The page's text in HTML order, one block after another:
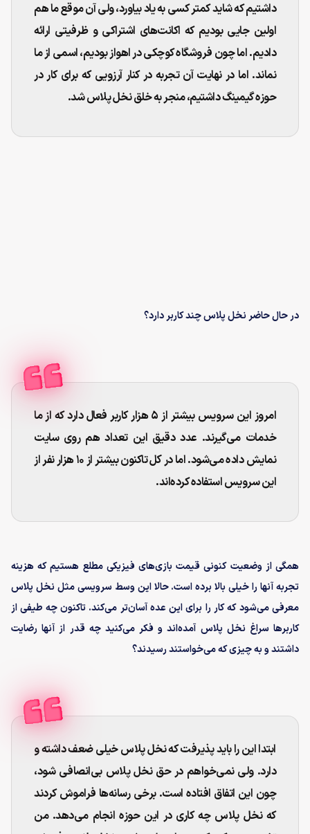
داشتیم که شاید کمتر کسی به یاد بیاورد، ولی آن موقع ما هم
اولین جایی بودیم که اکانت‌های اشتراکی و ظرفیتی ارائه
دادیم. اما چون فروشگاه کوچکی در اهواز بودیم، اسمی از ما
نماند. اما در نهایت آن تجربه در کنار آرزویی که برای کار در
حوزه گیمینگ داشتیم، منجر به خلق نخل پلاس شد.
در حال حاضر نخل پلاس چند کاربر دارد؟
امروز این سرویس بیشتر از ۵ هزار کاربر فعال دارد که از ما
خدمات می‌گیرند. عدد دقیق این تعداد هم روی سایت
نمایش داده می‌شود. اما در کل تاکنون بیشتر از ۱۰ هزار نفر از
این سرویس استفاده کرده‌اند.
همگی از وضعیت کنونی قیمت بازی‌های فیزیکی مطلع هستیم که هزینه
تجربه آنها را خیلی بالا برده است. حالا این وسط سرویسی مثل نخل پلاس
معرفی می‌شود که کار را برای این عده آسان‌تر می‌کند. تاکنون چه طیفی از
کاربرها سراغ نخل پلاس آمده‌اند و فکر می‌کنید چه قدر از آنها رضایت
داشتند و به چیزی که می‌خواستند رسیدند؟
ابتدا این را باید پذیرفت که نخل پلاس خیلی ضعف داشته و
دارد. ولی نمی‌خواهم در حق نخل پلاس بی‌انصافی شود،
چون این اتفاق افتاده است. برخی رسانه‌ها فراموش کردند
که نخل پلاس چه کاری در این حوزه انجام می‌دهد. من